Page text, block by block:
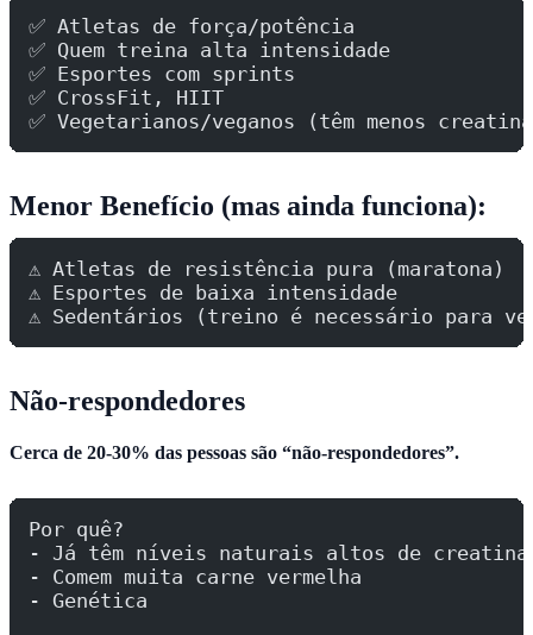
✅ Atletas de força/potência
✅ Quem treina alta intensidade
✅ Esportes com sprints
✅ CrossFit, HIIT
✅ Vegetarianos/veganos (têm menos
Menor Benefício (mas ainda funciona):
⚠️ Atletas de resistência pura (maratona)
⚠️ Esportes de baixa intensidade
⚠️ Sedentários (treino é necessário para
Não-respondedores
Cerca de 20-30% das pessoas são “não-respondedores”.
Por quê?
- Já têm níveis naturais altos de creatina
- Comem muita carne vermelha
- Genética